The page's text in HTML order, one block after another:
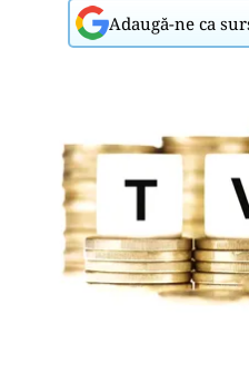
Adaugă-ne ca